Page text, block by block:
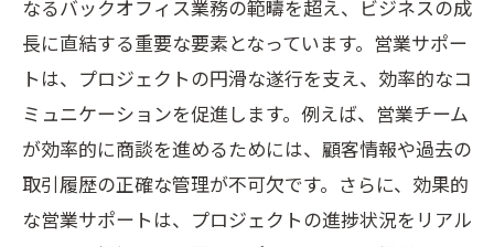
営業サポートの未来を形作るテクノロジ
ー
未来のビジネスを支える営業サポートの
実践方法
営業サポートで変革する未来のプロジェ
クト支援
営業サポートが変えるプロジェクト支援の新
なるバックオフィス業務の範疇を超え、ビジネスの成
長に直結する重要な要素となっています。営業サポー
トは、プロジェクトの円滑な遂行を支え、効率的なコ
ミュニケーションを促進します。例えば、営業チーム
が効率的に商談を進めるためには、顧客情報や過去の
取引履歴の正確な管理が不可欠です。さらに、効果的
な営業サポートは、プロジェクトの進捗状況をリアル